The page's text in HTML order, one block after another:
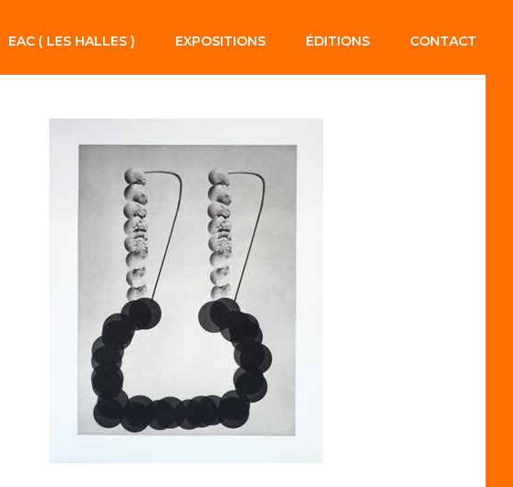
EAC ( LES HALLES ) EXPOSITIONS ÉDITIONS CONTACT